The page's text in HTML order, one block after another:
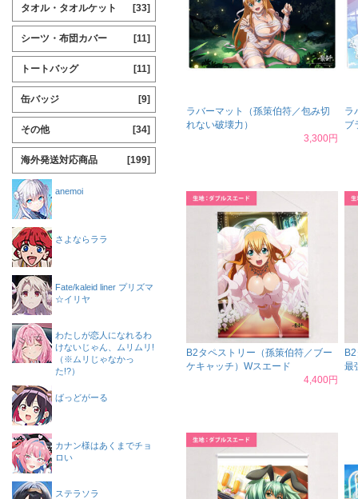
ラバーマット（孫策伯符／包み切
れない破壊力）
3,300円
ラ
ブ
B2タペストリー（孫策伯符／ブー
ケキャッチ）Wスエード
4,400円
最
タオル・タオルケット [33]
シーツ・布団カバー [11]
トートバッグ [11]
缶バッジ [9]
その他 [34]
海外発送対応商品 [199]
anemoi
さよならララ
Fate/kaleid liner プリズマ
☆イリヤ
わたしが恋人になれるわ
けないじゃん、ムリムリ!
（※ムリじゃなかっ
た!?）
ばっどがーる
カナン様はあくまでチョ
ロい
ステラソラ